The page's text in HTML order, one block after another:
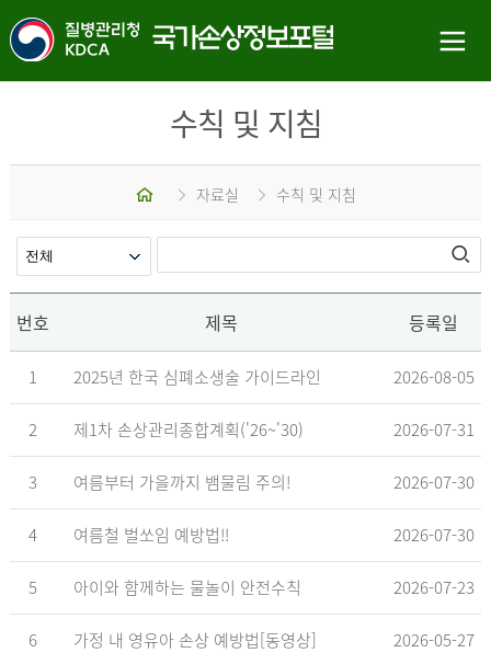
수칙 및 지침
자료실 수칙 및 지침
번호 제목 등록일
1 2025년 한국 심폐소생술 가이드라인 2026-08-05
2 제1차 손상관리종합계획('26~'30) 2026-07-31
3 여름부터 가을까지 뱀물림 주의! 2026-07-30
4 여름철 벌쏘임 예방법!! 2026-07-30
5 아이와 함께하는 물놀이 안전수칙 2026-07-23
6 가정 내 영유아 손상 예방법[동영상] 2026-05-27